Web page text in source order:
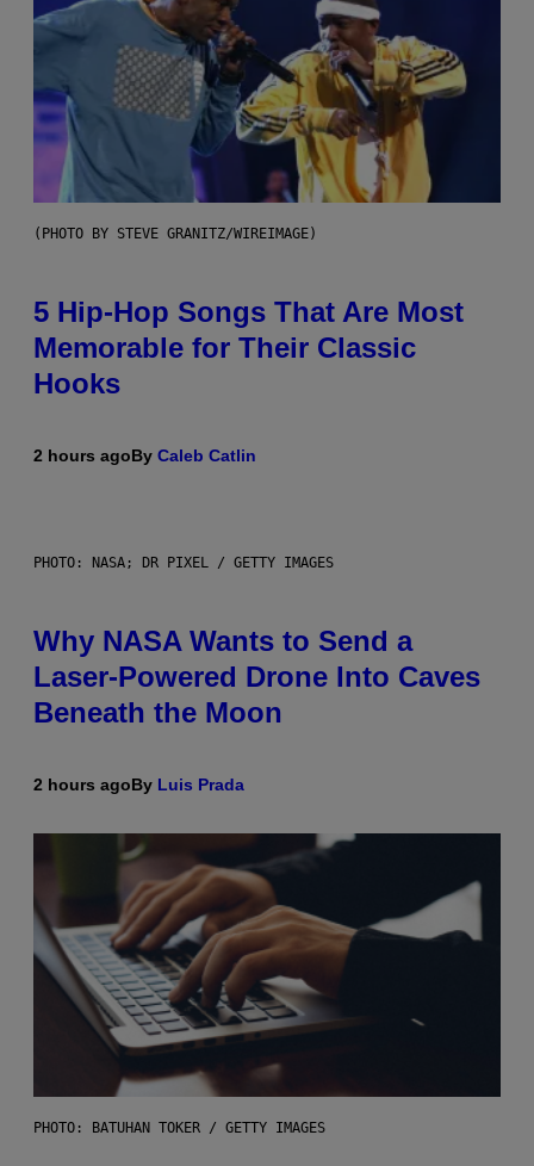
(PHOTO BY STEVE GRANITZ/WIREIMAGE)
5 Hip-Hop Songs That Are Most
Memorable for Their Classic
Hooks
2 hours agoBy Caleb Catlin
PHOTO: NASA; DR PIXEL / GETTY IMAGES
Why NASA Wants to Send a
Laser-Powered Drone Into Caves
Beneath the Moon
2 hours agoBy Luis Prada
PHOTO: BATUHAN TOKER / GETTY IMAGES